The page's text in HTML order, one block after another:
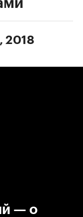
2018
— о